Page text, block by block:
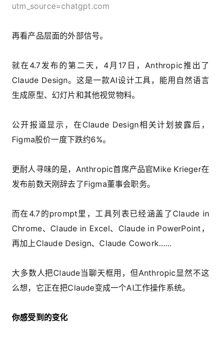
utm_source=chatgpt.com
再看产品层面的外部信号。
就在4.7发布的第二天，4月17日，Anthropic推出了
Claude Design。这是一款AI设计工具，能用自然语言
生成原型、幻灯片和其他视觉物料。
公开报道显示，在Claude Design相关计划披露后，
Figma股价一度下跌约6%。
更耐人寻味的是，Anthropic首席产品官Mike Krieger在
发布前数天刚辞去了Figma董事会职务。
而在4.7的prompt里，工具列表已经涵盖了Claude in
Chrome、Claude in Excel、Claude in PowerPoint ，
再加上Claude Design、Claude Cowork……
大多数人把Claude当聊天框用，但Anthropic显然不这
么想，它正在把Claude变成一个AI工作操作系统。
你感受到的变化